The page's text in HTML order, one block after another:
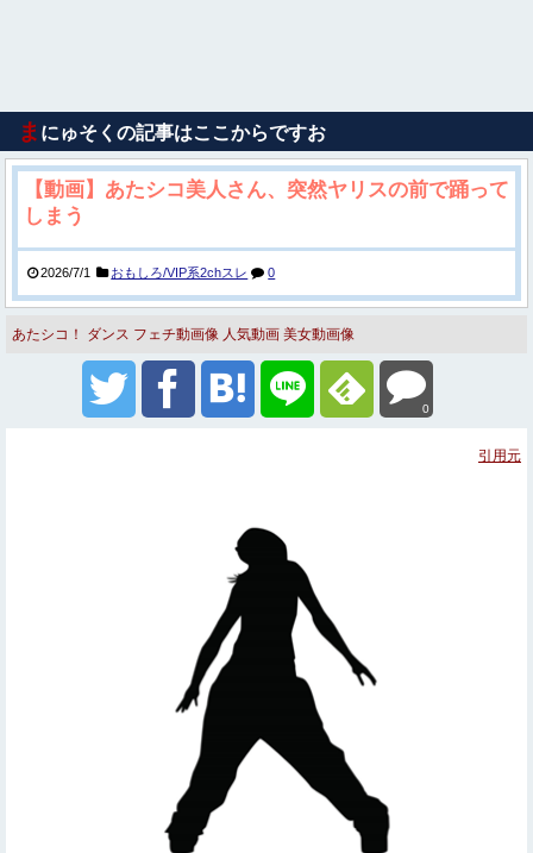
ま にゅそくの記事はここからですお
【動画】あたシコ美人さん、突然ヤリスの前で踊って
しまう
2026/7/1 おもしろ/VIP系2chスレ 0
あたシコ！ ダンス フェチ動画像 人気動画 美女動画像
0
引用元